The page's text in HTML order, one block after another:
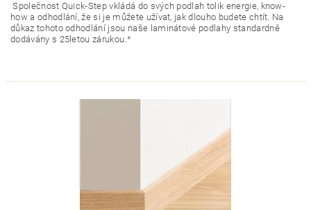
Společnost Quick-Step vkládá do svých podlah tolik energie, know-
how a odhodlání, že si je můžete užívat, jak dlouho budete chtít. Na
důkaz tohoto odhodlání jsou naše laminátové podlahy standardně
dodávány s 25letou zárukou.*